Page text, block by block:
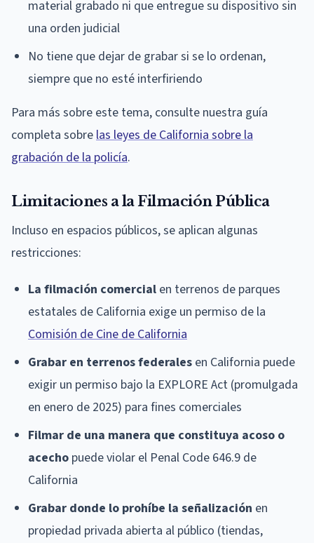
material grabado ni que entregue su dispositivo sin
una orden judicial
No tiene que dejar de grabar si se lo ordenan,
siempre que no esté interfiriendo
Para más sobre este tema, consulte nuestra guía
completa sobre las leyes de California sobre la
grabación de la policía.
Limitaciones a la Filmación Pública
Incluso en espacios públicos, se aplican algunas
restricciones:
La filmación comercial en terrenos de parques
estatales de California exige un permiso de la
Comisión de Cine de California
Grabar en terrenos federales en California puede
exigir un permiso bajo la EXPLORE Act (promulgada
en enero de 2025) para fines comerciales
Filmar de una manera que constituya acoso o
acecho puede violar el Penal Code 646.9 de
California
Grabar donde lo prohíbe la señalización en
propiedad privada abierta al público (tiendas,